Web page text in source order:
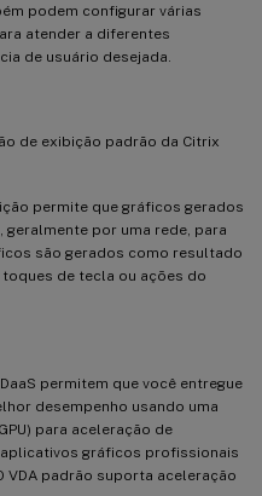
podem configurar várias
atender a diferentes
de usuário desejada.
de exibição padrão da Citrix
permite que gráficos gerados
geralmente por uma rede, para
são gerados como resultado
de tecla ou ações do
permitem que você entregue
desempenho usando uma
para aceleração de
gráficos profissionais
VDA padrão suporta aceleração